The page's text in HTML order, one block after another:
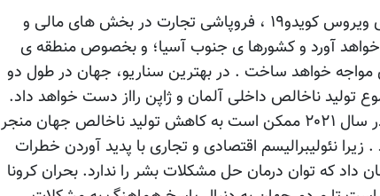
صندوق بین‌المللی پول: گفته است که بیماری ویروس کویدو۱۹ ، فروپاشی تجارت در بخش های مالی و
خواهد آورد و کشورها ی جنوب آسیا؛ و بخصوص منطقه ی
مواجه خواهد ساخت . در بهترین سناریو، جهان در طول دو
مجموع تولید ناخالص داخلی آلمان و ژاپن رااز دست خواهد داد.
در صورت ورود موج دوم شیوع این بیماری در سال ۲۰۲۱ ممکن است به کاهش تولید ناخالص جهان منجر
زیرا نئولیبرالیسم اقتصادی و تجاری با پدید آوردن خطرات
داد كه توان درمان حل مشکلات بشر را ندارد. بحران کرونا